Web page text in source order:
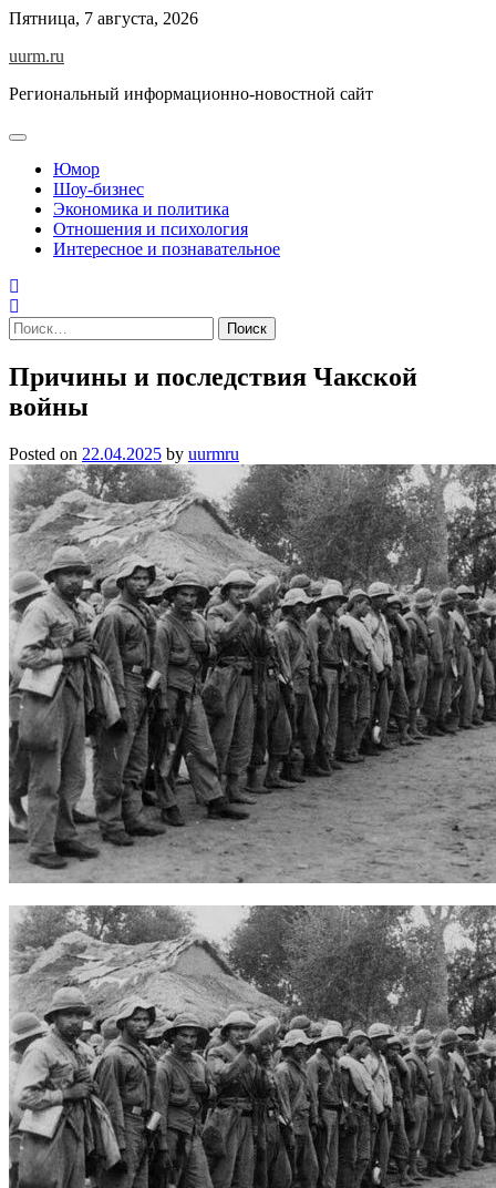
Skip
content
Пятница, 7 августа, 2026
uurm.ru
Региональный информационно-новостной сайт
Юмор
Шоу-бизнес
Экономика и политика
Отношения и психология
Интересное и познавательное
Найти:
Причины и последствия Чакской
войны
Posted on 22.04.2025 by uurmru